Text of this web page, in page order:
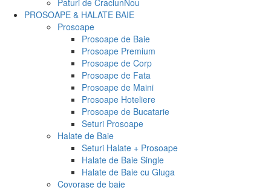
Paturi de CraciunNou
PROSOAPE & HALATE BAIE
Prosoape
Prosoape de Baie
Prosoape Premium
Prosoape de Corp
Prosoape de Fata
Prosoape de Maini
Prosoape Hoteliere
Prosoape de Bucatarie
Seturi Prosoape
Halate de Baie
Seturi Halate + Prosoape
Halate de Baie Single
Halate de Baie cu Gluga
Covorase de baie